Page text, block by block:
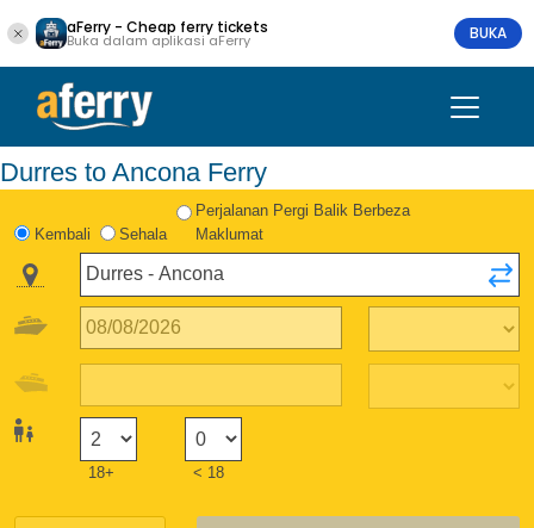
aFerry - Cheap ferry tickets
Buka dalam aplikasi aFerry BUKA
Durres to Ancona Ferry
Kembali Sehala
Perjalanan Pergi Balik Berbeza
Maklumat
18+ < 18